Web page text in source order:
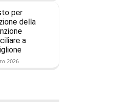
per
della
a
2026